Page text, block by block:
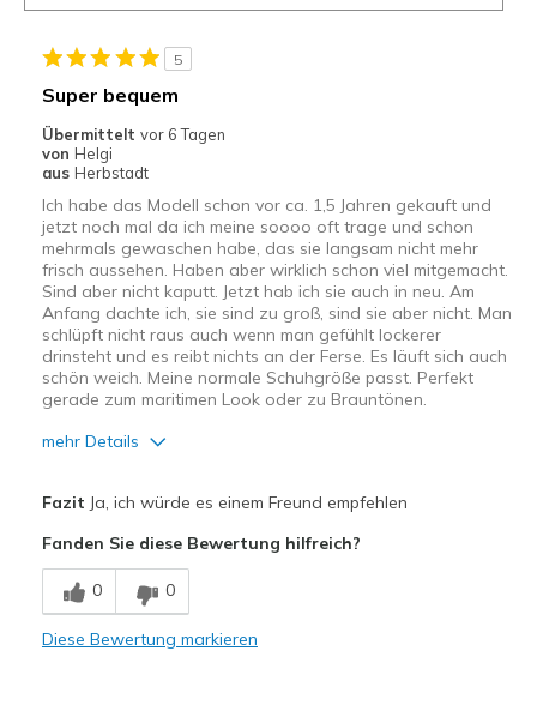
5
Super bequem
Übermittelt vor 6 Tagen
von Helgi
aus Herbstadt
Ich habe das Modell schon vor ca. 1,5 Jahren gekauft und
jetzt noch mal da ich meine soooo oft trage und schon
mehrmals gewaschen habe, das sie langsam nicht mehr
frisch aussehen. Haben aber wirklich schon viel mitgemacht.
Sind aber nicht kaputt. Jetzt hab ich sie auch in neu. Am
Anfang dachte ich, sie sind zu groß, sind sie aber nicht. Man
schlüpft nicht raus auch wenn man gefühlt lockerer
drinsteht und es reibt nichts an der Ferse. Es läuft sich auch
schön weich. Meine normale Schuhgröße passt. Perfekt
gerade zum maritimen Look oder zu Brauntönen.
mehr Details
Bequem
Leicht
Fazit Ja, ich würde es einem Freund empfehlen
Fanden Sie diese Bewertung hilfreich?
0 0
Diese Bewertung markieren